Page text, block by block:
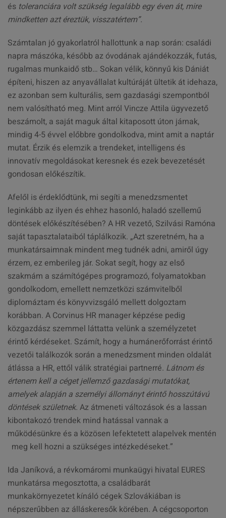
és toleranciára volt szükség legalább egy éven át, mire
mindketten azt éreztük, visszatértem”.
Számtalan jó gyakorlatról hallottunk a nap során: családi
napra mászóka, később az óvodának ajándékozzák, futás,
rugalmas munkaidő stb… Sokan vélik, könnyű kis Dániát
építeni, hiszen az anyavállalat kultúráját ültetik át idehaza,
ez azonban sem kulturális, sem gazdasági szempontból
nem valósítható meg. Mint arról Vincze Attila ügyvezető
beszámolt, a saját maguk által kitaposott úton járnak,
mindig 4-5 évvel előbbre gondolkodva, mint amit a naptár
mutat. Érzik és elemzik a trendeket, intelligens és
innovatív megoldásokat keresnek és ezek bevezetését
gondosan előkészítik.
Afelől is érdeklődtünk, mi segíti a menedzsmentet
leginkább az ilyen és ehhez hasonló, haladó szellemű
döntések előkészítésében? A HR vezető, Szilvási Ramóna
saját tapasztalataiból táplálkozik. „Azt szeretném, ha a
munkatársaimnak mindent meg tudnék adni, amiről úgy
érzem, ez emberileg jár. Sokat segít, hogy az első
szakmám a számítógépes programozó, folyamatokban
gondolkodom, emellett nemzetközi számvitelből
diplomáztam és könyvvizsgáló mellett dolgoztam
korábban. A Corvinus HR manager képzése pedig
közgazdász szemmel láttatta velünk a személyzetet
érintő kérdéseket. Számít, hogy a humánerőforrást érintő
vezetői találkozók során a menedzsment minden oldalát
átlássa a HR, ettől válik stratégiai partnerré. Látnom és
értenem kell a céget jellemző gazdasági mutatókat,
amelyek alapján a személyi állományt érintő hosszútávú
döntések születnek. Az átmeneti változások és a lassan
kibontakozó trendek mind hatással vannak a
működésünkre és a közösen lefektetett alapelvek mentén
meg kell hozni a szükséges intézkedéseket.”
Ida Janíková, a révkomáromi munkaügyi hivatal EURES
munkatársa megosztotta, a családbarát
munkakörnyezetet kínáló cégek Szlovákiában is
népszerűbben az álláskeresők körében. A cégcsoporton